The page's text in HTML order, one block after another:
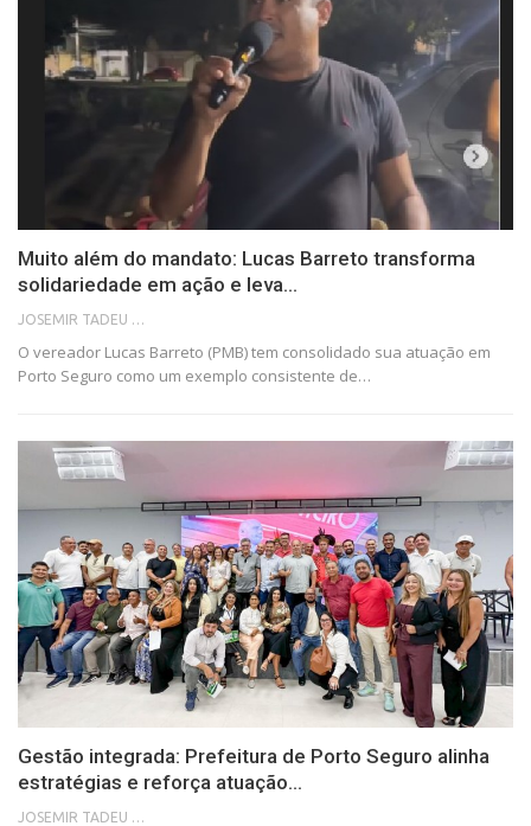
Muito além do mandato: Lucas Barreto transforma
solidariedade em ação e leva…
O vereador Lucas Barreto (PMB) tem consolidado sua atuação em
Porto Seguro como um exemplo consistente de…
Gestão integrada: Prefeitura de Porto Seguro alinha
estratégias e reforça atuação…
JOSEMIR TADEU FONSECA